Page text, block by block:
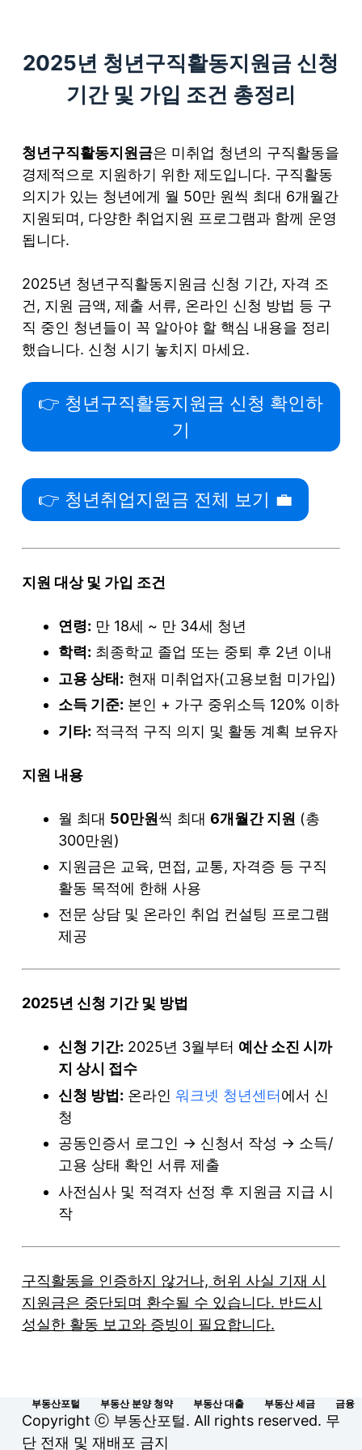
c
o
n
e
2025년 청년구직활동지원금 신청
기간 및 가입 조건 총정리
청년구직활동지원금은 미취업 청년의 구직활동을
경제적으로 지원하기 위한 제도입니다. 구직활동
의지가 있는 청년에게 월 50만 원씩 최대 6개월간
지원되며, 다양한 취업지원 프로그램과 함께 운영
됩니다.
2025년 청년구직활동지원금 신청 기간, 자격 조
건, 지원 금액, 제출 서류, 온라인 신청 방법 등 구
직 중인 청년들이 꼭 알아야 할 핵심 내용을 정리
했습니다. 신청 시기 놓치지 마세요.
👉 청년구직활동지원금 신청 확인하
기
👉 청년취업지원금 전체 보기 💼
지원 대상 및 가입 조건
연령: 만 18세 ~ 만 34세 청년
학력: 최종학교 졸업 또는 중퇴 후 2년 이내
고용 상태: 현재 미취업자(고용보험 미가입)
소득 기준: 본인 + 가구 중위소득 120% 이하
기타: 적극적 구직 의지 및 활동 계획 보유자
지원 내용
월 최대 50만원씩 최대 6개월간 지원 (총
300만원)
지원금은 교육, 면접, 교통, 자격증 등 구직
활동 목적에 한해 사용
전문 상담 및 온라인 취업 컨설팅 프로그램
제공
2025년 신청 기간 및 방법
신청 기간: 2025년 3월부터 예산 소진 시까
지 상시 접수
신청 방법: 온라인 워크넷 청년센터에서 신
청
공동인증서 로그인 → 신청서 작성 → 소득/
고용 상태 확인 서류 제출
사전심사 및 적격자 선정 후 지원금 지급 시
작
구직활동을 인증하지 않거나, 허위 사실 기재 시
지원금은 중단되며 환수될 수 있습니다. 반드시
성실한 활동 보고와 증빙이 필요합니다.
부동산포털 부동산 분양 청약 부동산 대출 부동산 세금 금융
Copyright ⓒ 부동산포털. All rights reserved. 무
단 전재 및 재배포 금지